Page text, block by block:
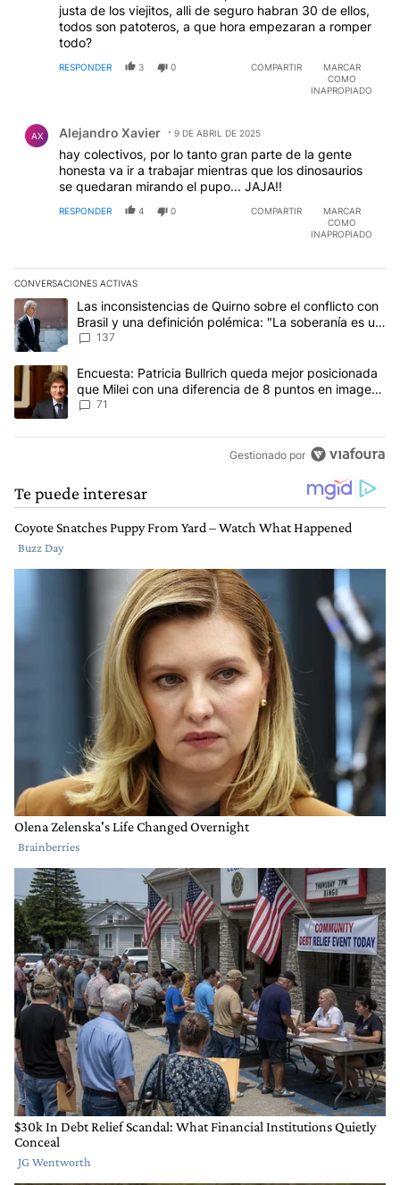
justa de los viejitos, alli de seguro habran 30 de ellos,
todos son patoteros, a que hora empezaran a romper
todo?
RESPONDER 3 0 COMPARTIR
MARCAR
COMO
INAPROPIADO
AX Alejandro Xavier 9 DE ABRIL DE 2025
hay colectivos, por lo tanto gran parte de la gente
honesta va ir a trabajar mientras que los dinosaurios
se quedaran mirando el pupo... JAJA!!
RESPONDER 4 0 COMPARTIR
MARCAR
COMO
INAPROPIADO
CONVERSACIONES ACTIVAS
Este listado muestra los artículos con más comentarios en los
Un artículo de tendencia con el título "Las inconsistencias de
Las inconsistencias de Quirno sobre el conflicto con
Brasil y una definición polémica: "La soberanía es un
concepto antiguo"
137
Un artículo de tendencia con el título "Encuesta: Patricia
Encuesta: Patricia Bullrich queda mejor posicionada
que Milei con una diferencia de 8 puntos en imagen
negativa
71
Gestionado por